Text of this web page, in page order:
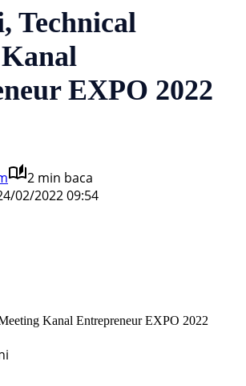
Technical
EXPO 2022
2 min baca
02/2022 09:54
Kanal Entrepreneur EXPO 2022